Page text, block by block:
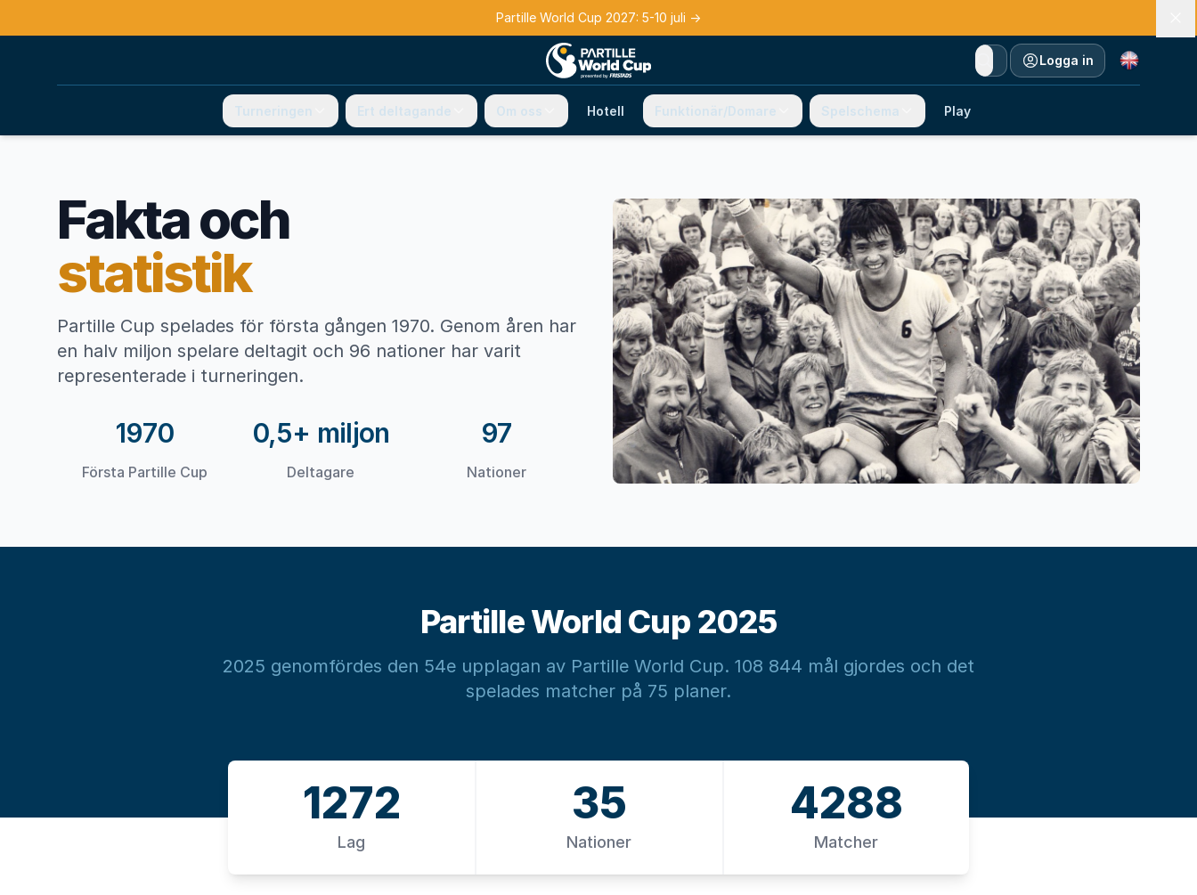
Partille World Cup 2027: 5-10 juli →
Logga in
Currency
Turneringen Ert deltagande Om oss Hotell Funktionär/Domare Spelschema Play
Fakta och
statistik
Partille Cup spelades för första gången 1970. Genom åren har
en halv miljon spelare deltagit och 96 nationer har varit
representerade i turneringen.
1970
Första Partille Cup
0,5+ miljon
Deltagare
97
Nationer
Partille World Cup 2025
2025 genomfördes den 54e upplagan av Partille World Cup. 108 844 mål gjordes och det
spelades matcher på 75 planer.
1272
Lag
35
Nationer
4288
Matcher